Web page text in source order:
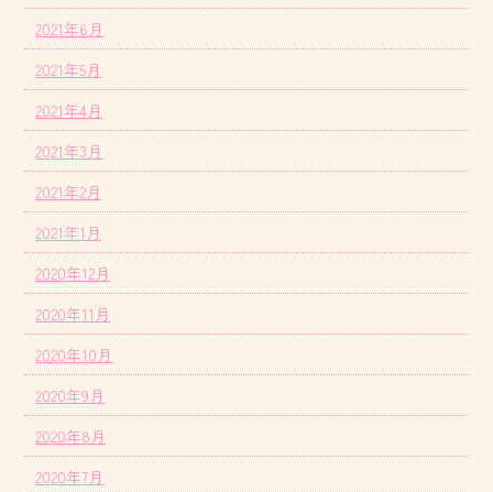
2021年6月
2021年5月
2021年4月
2021年3月
2021年2月
2021年1月
2020年12月
2020年11月
2020年10月
2020年9月
2020年8月
2020年7月